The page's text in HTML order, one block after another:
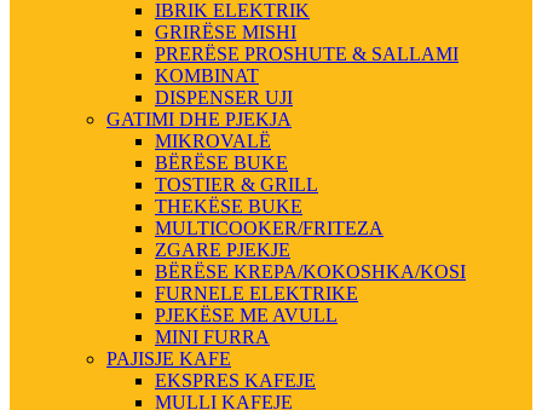
IBRIK ELEKTRIK
GRIRËSE MISHI
PRERËSE PROSHUTE & SALLAMI
KOMBINAT
DISPENSER UJI
GATIMI DHE PJEKJA
MIKROVALË
BËRËSE BUKE
TOSTIER & GRILL
THEKËSE BUKE
MULTICOOKER/FRITEZA
ZGARE PJEKJE
BËRËSE KREPA/KOKOSHKA/KOSI
FURNELE ELEKTRIKE
PJEKËSE ME AVULL
MINI FURRA
PAJISJE KAFE
EKSPRES KAFEJE
MULLI KAFEJE